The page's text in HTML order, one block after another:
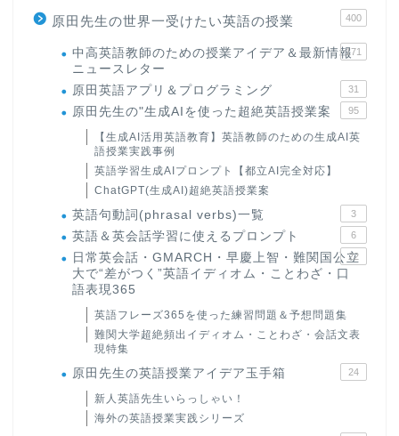
原田先生の世界一受けたい英語の授業 400
中高英語教師のための授業アイデア＆最新情報
ニュースレター
171
原田英語アプリ＆プログラミング 31
原田先生の"生成AIを使った超絶英語授業案 95
【生成AI活用英語教育】英語教師のための生成AI英
語授業実践事例
英語学習生成AIプロンプト【都立AI完全対応】
ChatGPT(生成AI)超絶英語授業案
英語句動詞(phrasal verbs)一覧 3
英語＆英会話学習に使えるプロンプト 6
日常英会話・GMARCH・早慶上智・難関国公立
大で“差がつく”英語イディオム・ことわざ・口
語表現365
22
英語フレーズ365を使った練習問題＆予想問題集
難関大学超絶頻出イディオム・ことわざ・会話文表
現特集
原田先生の英語授業アイデア玉手箱 24
新人英語先生いらっしゃい！
海外の英語授業実践シリーズ